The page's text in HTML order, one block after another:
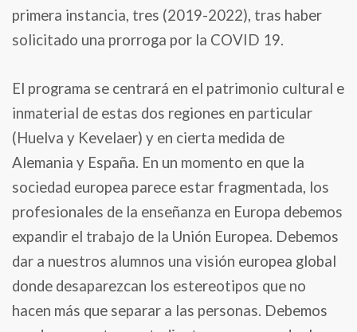
primera instancia, tres (2019-2022), tras haber
solicitado una prorroga por la COVID 19.
El programa se centrará en el patrimonio cultural e
inmaterial de estas dos regiones en particular
(Huelva y Kevelaer) y en cierta medida de
Alemania y España. En un momento en que la
sociedad europea parece estar fragmentada, los
profesionales de la enseñanza en Europa debemos
expandir el trabajo de la Unión Europea. Debemos
dar a nuestros alumnos una visión europea global
donde desaparezcan los estereotipos que no
hacen más que separar a las personas. Debemos